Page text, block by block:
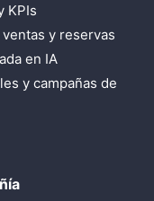
KPIs
y reservas
en IA
y campañas de